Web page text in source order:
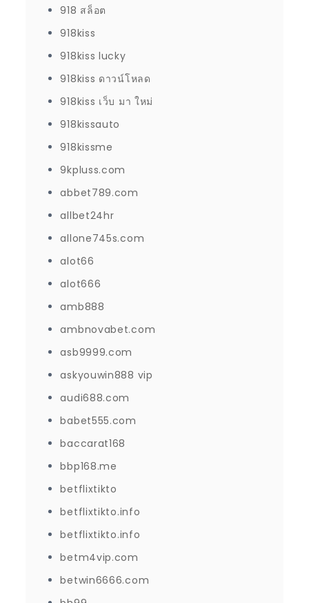
918 สล็อต
918kiss
918kiss lucky
918kiss ดาวน์โหลด
918kiss เว็บ มา ใหม่
918kissauto
918kissme
9kpluss.com
abbet789.com
allbet24hr
allone745s.com
alot66
alot666
amb888
ambnovabet.com
asb9999.com
askyouwin888 vip
audi688.com
babet555.com
baccarat168
bbp168.me
betflixtikto
betflixtikto.info
betflixtikto.info
betm4vip.com
betwin6666.com